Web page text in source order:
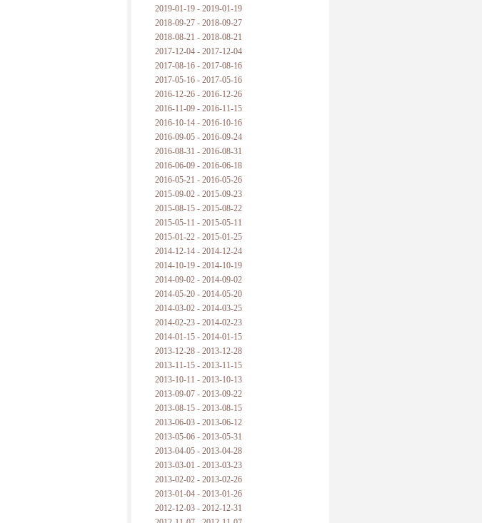
2019-01-19 - 2019-01-19
2018-09-27 - 2018-09-27
2018-08-21 - 2018-08-21
2017-12-04 - 2017-12-04
2017-08-16 - 2017-08-16
2017-05-16 - 2017-05-16
2016-12-26 - 2016-12-26
2016-11-09 - 2016-11-15
2016-10-14 - 2016-10-16
2016-09-05 - 2016-09-24
2016-08-31 - 2016-08-31
2016-06-09 - 2016-06-18
2016-05-21 - 2016-05-26
2015-09-02 - 2015-09-23
2015-08-15 - 2015-08-22
2015-05-11 - 2015-05-11
2015-01-22 - 2015-01-25
2014-12-14 - 2014-12-24
2014-10-19 - 2014-10-19
2014-09-02 - 2014-09-02
2014-05-20 - 2014-05-20
2014-03-02 - 2014-03-25
2014-02-23 - 2014-02-23
2014-01-15 - 2014-01-15
2013-12-28 - 2013-12-28
2013-11-15 - 2013-11-15
2013-10-11 - 2013-10-13
2013-09-07 - 2013-09-22
2013-08-15 - 2013-08-15
2013-06-03 - 2013-06-12
2013-05-06 - 2013-05-31
2013-04-05 - 2013-04-28
2013-03-01 - 2013-03-23
2013-02-02 - 2013-02-26
2013-01-04 - 2013-01-26
2012-12-03 - 2012-12-31